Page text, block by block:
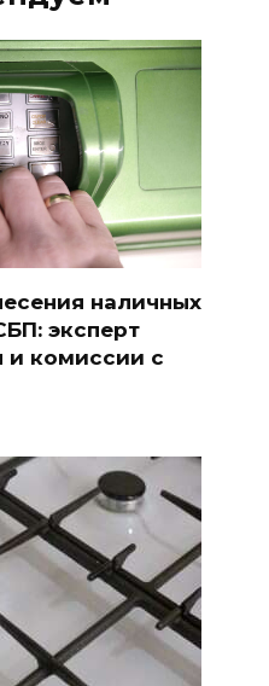
наличных
эксперт
и комиссии с